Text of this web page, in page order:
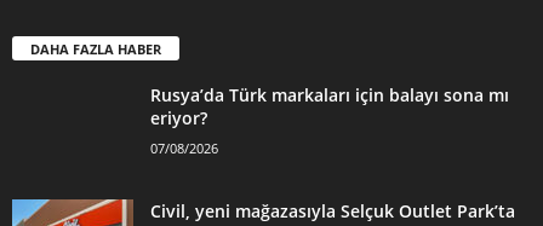
DAHA FAZLA HABER
Rusya’da Türk markaları için balayı sona mı
eriyor?
07/08/2026
Civil, yeni mağazasıyla Selçuk Outlet Park’ta